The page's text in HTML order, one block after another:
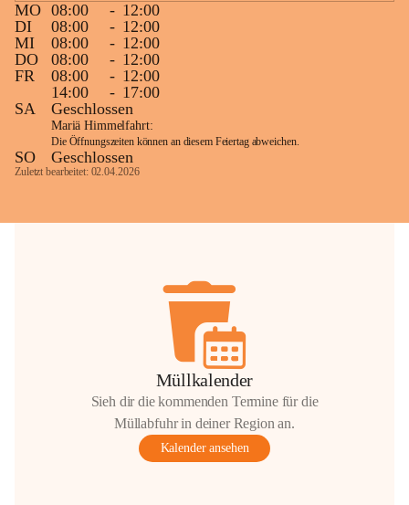
MO 08:00 - 12:00
DI
08:00 - 12:00
MI
08:00 - 12:00
DO
08:00 - 12:00
FR
08:00 - 12:00
14:00
- 17:00
SA
Geschlossen
Mariä Himmelfahrt:
Die Öffnungszeiten können an diesem Feiertag abweichen.
SO Geschlossen
Zuletzt bearbeitet: 02.04.2026
Müllkalender
Sieh dir die kommenden Termine für die
Müllabfuhr in deiner Region an.
Kalender ansehen